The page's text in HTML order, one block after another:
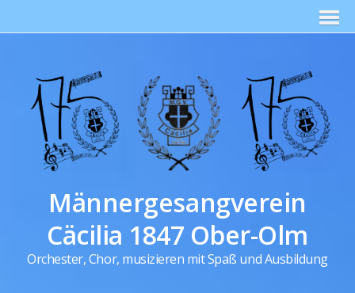
Männergesangverein
Cäcilia 1847 Ober-Olm
Orchester, Chor, musizieren mit Spaß und Ausbildung